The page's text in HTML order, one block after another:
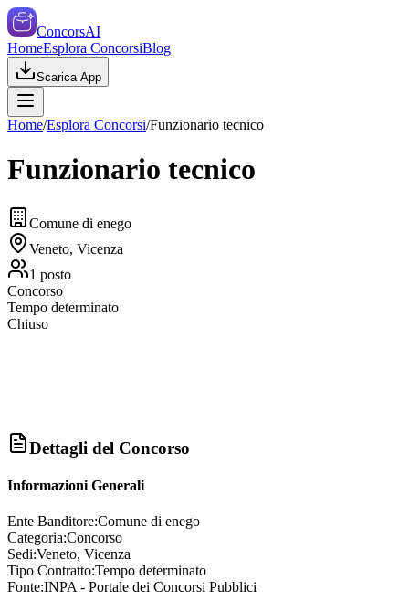
ConcorsAI
HomeEsplora ConcorsiBlog
Scarica App
Home/Esplora Concorsi/Funzionario tecnico
Funzionario tecnico
Comune di enego
Veneto, Vicenza
1 posto
Concorso
Tempo determinato
Chiuso
Dettagli del Concorso
Informazioni Generali
Ente Banditore:Comune di enego
Categoria:Concorso
Sedi:Veneto, Vicenza
Tipo Contratto:Tempo determinato
Fonte:INPA - Portale dei Concorsi Pubblici